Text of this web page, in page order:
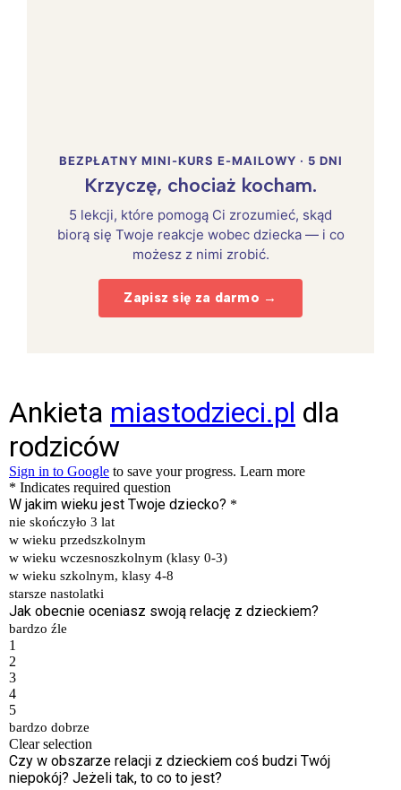
BEZPŁATNY MINI-KURS E-MAILOWY · 5 DNI
Krzyczę, chociaż kocham.
5 lekcji, które pomogą Ci zrozumieć, skąd
biorą się Twoje reakcje wobec dziecka — i co
możesz z nimi zrobić.
Zapisz się za darmo →